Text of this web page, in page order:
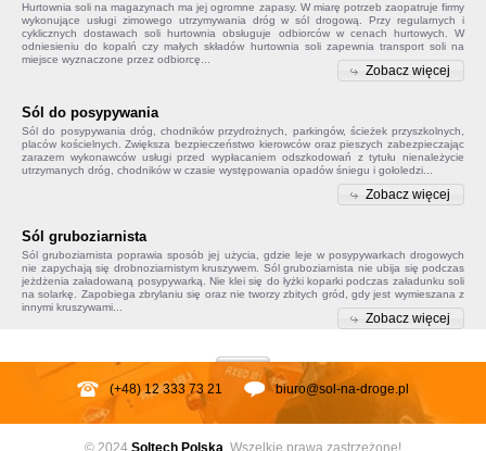
Hurtownia soli na magazynach ma jej ogromne zapasy. W miarę potrzeb zaopatruje firmy
wykonujące usługi zimowego utrzymywania dróg w sól drogową. Przy regularnych i
cyklicznych dostawach soli hurtownia obsługuje odbiorców w cenach hurtowych. W
odniesieniu do kopalń czy małych składów hurtownia solizapewnia transport soli na
miejsce wyznaczone przez odbiorcę...
Zobacz więcej
Sól do posypywania
Sól do posypywania dróg, chodników przydrożnych, parkingów, ścieżek przyszkolnych,
placów kościelnych. Zwiększa bezpieczeństwo kierowców oraz pieszych zabezpieczając
zarazem wykonawców usługi przed wypłacaniem odszkodowań z tytułu nienależycie
utrzymanych dróg, chodników w czasie występowania opadów śniegu i gołoledzi...
Zobacz więcej
Sól gruboziarnista
Sól gruboziarnista poprawia sposób jej użycia, gdzie leje w posypywarkach drogowych
nie zapychają się drobnoziarnistym kruszywem. Sól gruboziarnista nie ubija się podczas
jeżdżenia załadowaną posypywarką. Nie klei się do łyżki koparki podczas załadunku soli
na solarkę. Zapobiega zbrylaniu się oraz nie tworzy zbitych gród, gdy jest wymieszana z
innymi kruszywami...
Zobacz więcej
(+48) 12 333 73 21 biuro@sol-na-droge.pl
© 2024 Soltech Polska . Wszelkie prawa zastrzeżone!